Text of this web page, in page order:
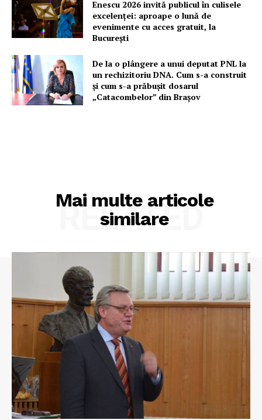
Enescu 2026 invită publicul în culisele
excelenței: aproape o lună de
evenimente cu acces gratuit, la
București
De la o plângere a unui deputat PNL la
un rechizitoriu DNA. Cum s-a construit
și cum s-a prăbușit dosarul
„Catacombelor” din Brașov
Mai multe articole
similare
RELATED